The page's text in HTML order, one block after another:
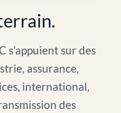
s’appuient sur des
assurance,
international,
des